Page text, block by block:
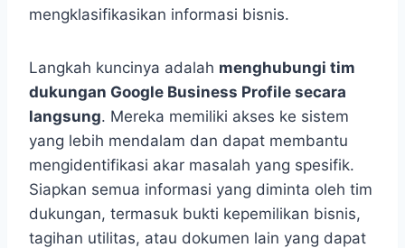
mengklasifikasikan informasi bisnis.
Langkah kuncinya adalah menghubungi tim
dukungan Google Business Profile secara
langsung. Mereka memiliki akses ke sistem
yang lebih mendalam dan dapat membantu
mengidentifikasi akar masalah yang spesifik.
Siapkan semua informasi yang diminta oleh tim
dukungan, termasuk bukti kepemilikan bisnis,
tagihan utilitas, atau dokumen lain yang dapat